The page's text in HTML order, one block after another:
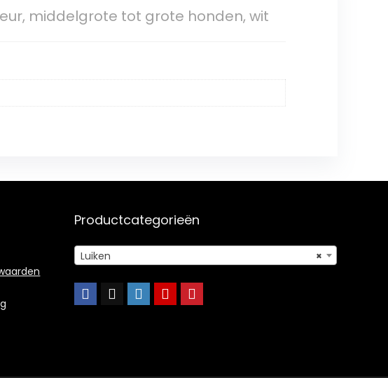
middelgrote tot grote honden, wit
Productcategorieën
×
Luiken